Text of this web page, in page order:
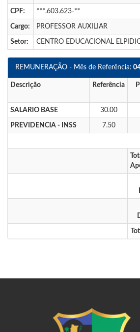
CPF: ***.603.623-**
Cargo: PROFESSOR AUXILIAR
Setor: CENTRO EDUCACIONAL
REMUNERAÇÃO - Mês de Referência:
Descrição Referência
SALARIO BASE 30.00
PREVIDENCIA - INSS 7.50